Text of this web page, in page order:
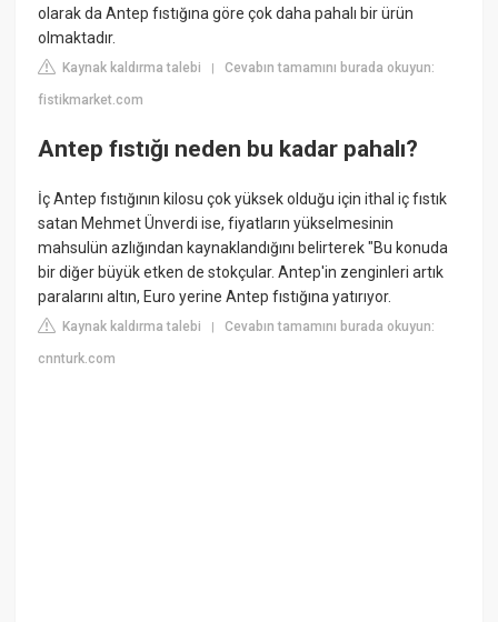
olarak da Antep fıstığına göre çok daha pahalı bir ürün
olmaktadır.
Kaynak kaldırma talebi |Cevabın tamamını burada okuyun:
fistikmarket.com
Antep fıstığı neden bu kadar pahalı?
İç Antep fıstığının kilosu çok yüksek olduğu için ithal iç fıstık
satan Mehmet Ünverdi ise, fiyatların yükselmesinin
mahsulün azlığından kaynaklandığını belirterek "Bu konuda
bir diğer büyük etken de stokçular. Antep'in zenginleri artık
paralarını altın, Euro yerine Antep fıstığına yatırıyor.
Kaynak kaldırma talebi |Cevabın tamamını burada okuyun:
cnnturk.com